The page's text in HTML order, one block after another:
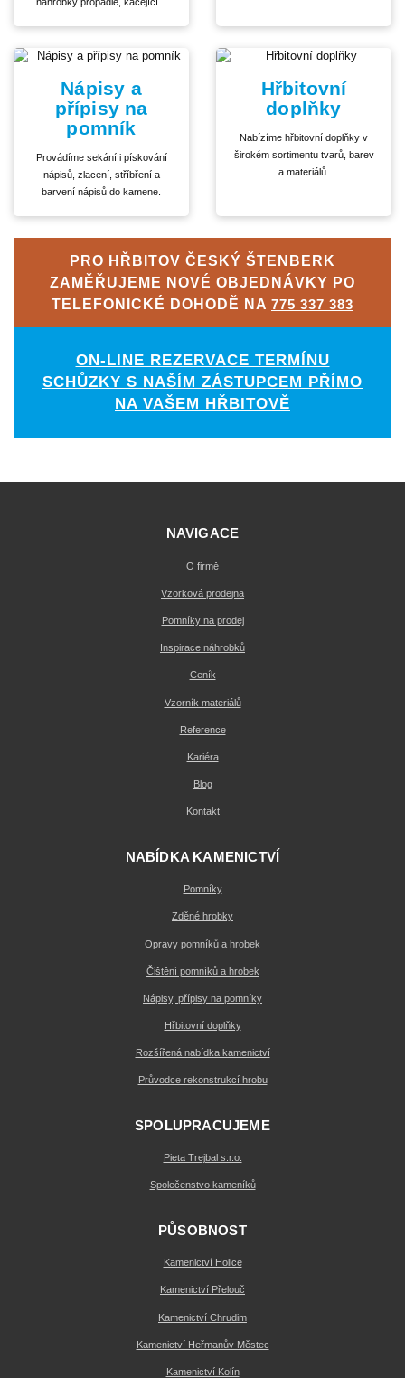
Nápisy a
přípisy na
pomník
Provádíme sekání i pískování
nápisů, zlacení, stříbření a
barvení nápisů do kamene.
Hřbitovní
doplňky
Nabízíme hřbitovní doplňky v
širokém sortimentu tvarů, barev
a materiálů.
PRO HŘBITOV ČESKÝ ŠTENBERK
ZAMĚŘUJEME NOVÉ OBJEDNÁVKY PO
TELEFONICKÉ DOHODĚ NA 775 337 383
ON-LINE REZERVACE TERMÍNU
SCHŮZKY S NAŠÍM ZÁSTUPCEM PŘÍMO
NA VAŠEM HŘBITOVĚ
NAVIGACE
O firmě
Vzorková prodejna
Pomníky na prodej
Inspirace náhrobků
Ceník
Vzorník materiálů
Reference
Kariéra
Blog
Kontakt
NABÍDKA KAMENICTVÍ
Pomníky
Zděné hrobky
Opravy pomníků a hrobek
Čištění pomníků a hrobek
Nápisy, přípisy na pomníky
Hřbitovní doplňky
Rozšířená nabídka kamenictví
Průvodce rekonstrukcí hrobu
SPOLUPRACUJEME
Pieta Trejbal s.r.o.
Společenstvo kameníků
PŮSOBNOST
Kamenictví Holice
Kamenictví Přelouč
Kamenictví Chrudim
Kamenictví Heřmanův Městec
Kamenictví Kolín